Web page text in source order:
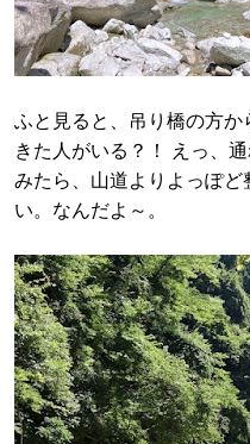
ふと見ると、吊り橋の方
きた人がいる？！ えっ、
みたら、山道よりよっぽ
い。なんだよ～。